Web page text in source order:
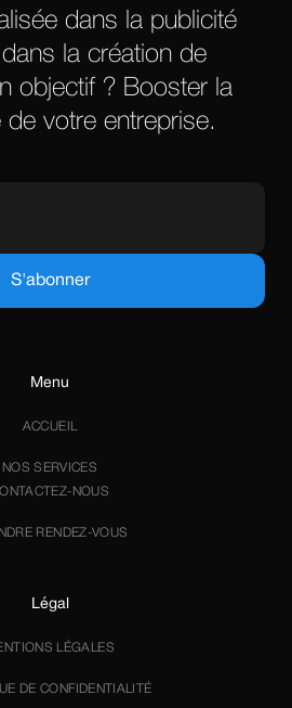
dans la publicité
la création de
objectif ? Booster la
de votre entreprise.
Menu
ACCUEIL
NOS SERVICES
NOUS
RENDEZ-VOUS
Légal
LÉGALES
DE CONFIDENTIALITÉ